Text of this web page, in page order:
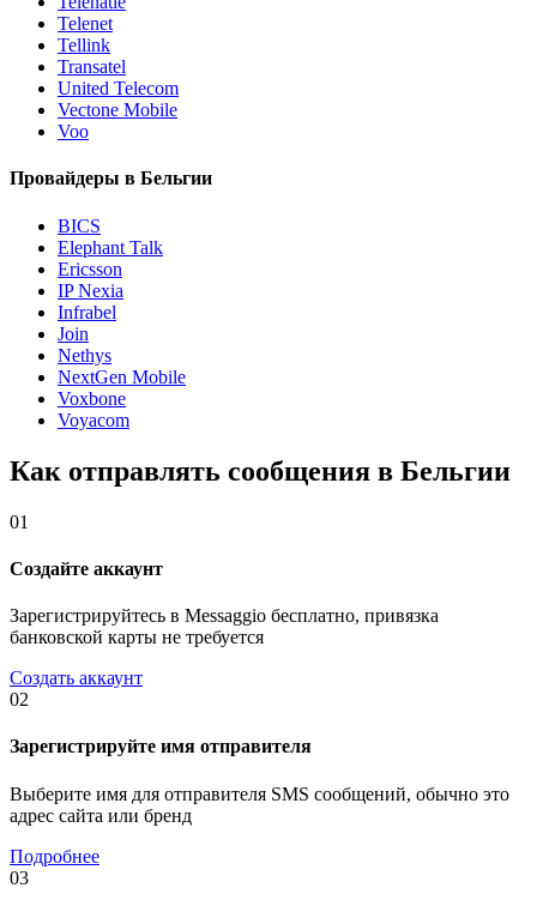
Telenet
Tellink
Transatel
United Telecom
Vectone Mobile
Voo
Провайдеры в Бельгии
BICS
Elephant Talk
Ericsson
IP Nexia
Infrabel
Join
Nethys
NextGen Mobile
Voxbone
Voyacom
Как отправлять сообщения в Бельгии
01
Создайте аккаунт
Зарегистрируйтесь в Messaggio бесплатно, привязка
банковской карты не требуется
Создать аккаунт
02
Зарегистрируйте имя отправителя
Выберите имя для отправителя SMS сообщений, обычно это
адрес сайта или бренд
Подробнее
03